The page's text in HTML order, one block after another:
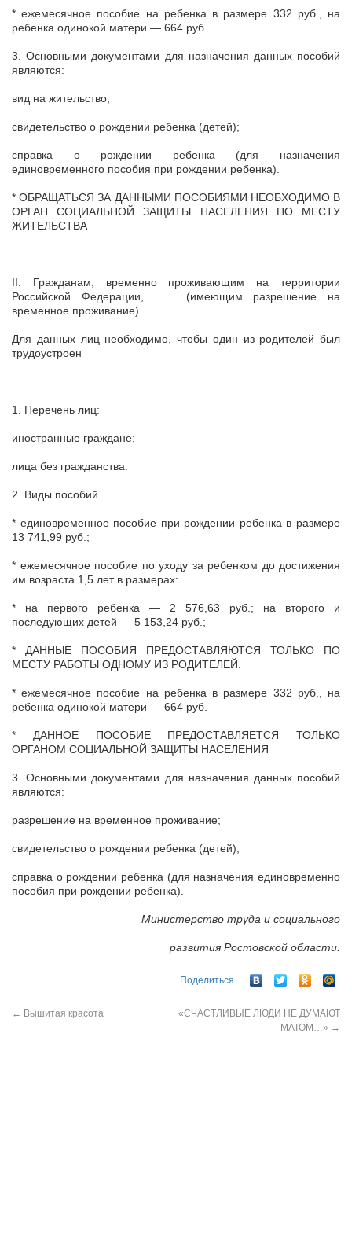
* ежемесячное пособие на ребенка в размере 332 руб., на
ребенка одинокой матери — 664 руб.
3. Основными документами для назначения данных пособий
являются:
вид на жительство;
свидетельство о рождении ребенка (детей);
справка о рождении ребенка (для назначения
единовременного пособия при рождении ребенка).
* ОБРАЩАТЬСЯ ЗА ДАННЫМИ ПОСОБИЯМИ НЕОБХОДИМО В
ОРГАН СОЦИАЛЬНОЙ ЗАЩИТЫ НАСЕЛЕНИЯ ПО МЕСТУ
ЖИТЕЛЬСТВА
II. Гражданам, временно проживающим на территории
Российской Федерации, (имеющим разрешение на
временное проживание)
Для данных лиц необходимо, чтобы один из родителей был
трудоустроен
1. Перечень лиц:
иностранные граждане;
лица без гражданства.
2. Виды пособий
* единовременное пособие при рождении ребенка в размере
13 741,99 руб.;
* ежемесячное пособие по уходу за ребенком до достижения
им возраста 1,5 лет в размерах:
* на первого ребенка — 2 576,63 руб.; на второго и
последующих детей — 5 153,24 руб.;
* ДАННЫЕ ПОСОБИЯ ПРЕДОСТАВЛЯЮТСЯ ТОЛЬКО ПО
МЕСТУ РАБОТЫ ОДНОМУ ИЗ РОДИТЕЛЕЙ.
* ежемесячное пособие на ребенка в размере 332 руб., на
ребенка одинокой матери — 664 руб.
* ДАННОЕ ПОСОБИЕ ПРЕДОСТАВЛЯЕТСЯ ТОЛЬКО
ОРГАНОМ СОЦИАЛЬНОЙ ЗАЩИТЫ НАСЕЛЕНИЯ
3. Основными документами для назначения данных пособий
являются:
разрешение на временное проживание;
свидетельство о рождении ребенка (детей);
справка о рождении ребенка (для назначения единовременно
пособия при рождении ребенка).
Министерство труда и социального
развития Ростовской области.
Поделиться
← Вышитая красота
«СЧАСТЛИВЫЕ ЛЮДИ НЕ ДУМАЮТ
МАТОМ…» →